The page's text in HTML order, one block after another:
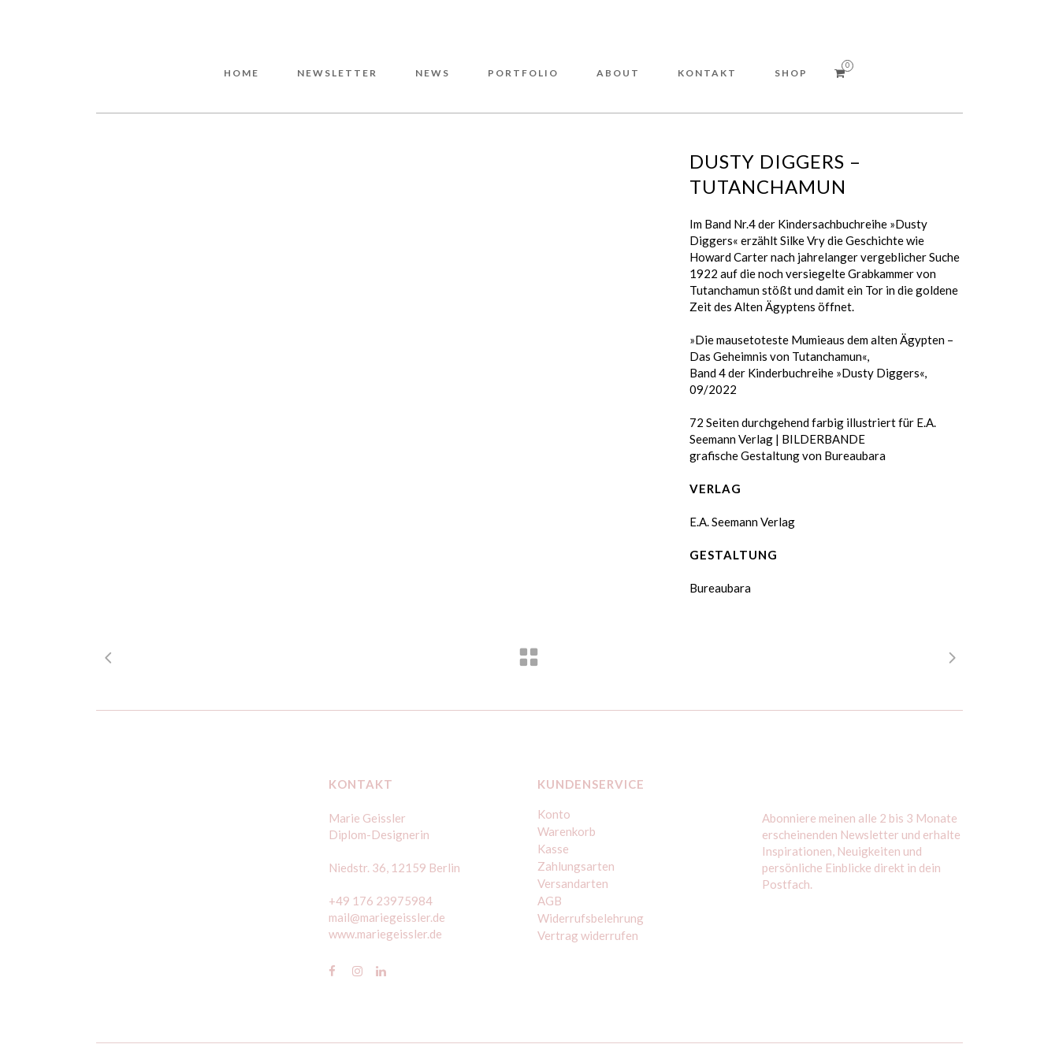
HOME NEWSLETTER NEWS PORTFOLIO ABOUT KONTAKT SHOP
0
DUSTY DIGGERS –
TUTANCHAMUN
Im Band Nr.4 der Kindersachbuchreihe »Dusty
Diggers« erzählt Silke Vry die Geschichte wie
Howard Carter nach jahrelanger vergeblicher Suche
1922 auf die noch versiegelte Grabkammer von
Tutanchamun stößt und damit ein Tor in die goldene
Zeit des Alten Ägyptens öffnet.
»Die mausetoteste Mumieaus dem alten Ägypten –
Das Geheimnis von Tutanchamun«,
Band 4 der Kinderbuchreihe »Dusty Diggers«,
09/2022
72 Seiten durchgehend farbig illustriert für E.A.
Seemann Verlag | BILDERBANDE
grafische Gestaltung von Bureaubara
VERLAG
E.A. Seemann Verlag
GESTALTUNG
Bureaubara
KONTAKT
Marie Geissler
Diplom-Designerin
Niedstr. 36, 12159 Berlin
+49 176 23975984
mail@mariegeissler.de
www.mariegeissler.de
KUNDENSERVICE
Konto
Warenkorb
Kasse
Zahlungsarten
Versandarten
AGB
Widerrufsbelehrung
Vertrag widerrufen
Abonniere meinen alle 2 bis 3 Monate
erscheinenden Newsletter und erhalte
Inspirationen, Neuigkeiten und
persönliche Einblicke direkt in dein
Postfach.